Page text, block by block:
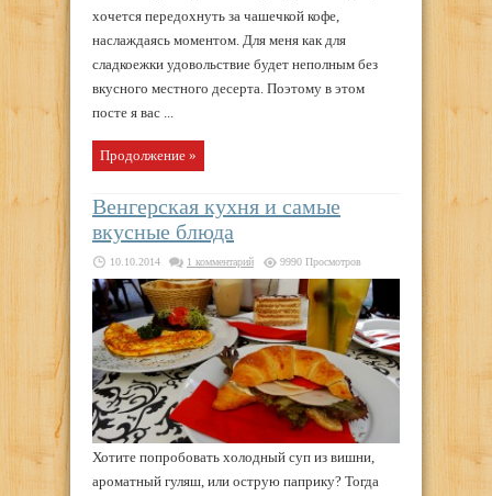
хочется передохнуть за чашечкой кофе,
наслаждаясь моментом. Для меня как для
сладкоежки удовольствие будет неполным без
вкусного местного десерта. Поэтому в этом
посте я вас ...
Продолжение »
Венгерская кухня и самые
вкусные блюда
10.10.2014 1 комментарий 9990 Просмотров
Хотите попробовать холодный суп из вишни,
ароматный гуляш, или острую паприку? Тогда